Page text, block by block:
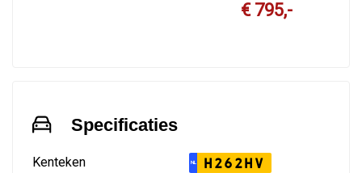
€ 795,-
Specificaties
Kenteken NL H262HV